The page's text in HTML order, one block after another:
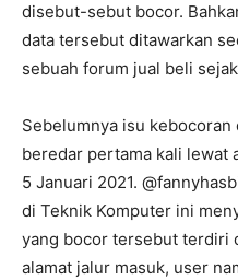
disebut-sebut bocor.
data tersebut ditawarkan
sebuah forum jual beli
Sebelumnya isu kebocoran
beredar pertama kali lewat
5 Januari 2021.
di Teknik Komputer ini
yang bocor tersebut terdiri
alamat jalur masuk, user